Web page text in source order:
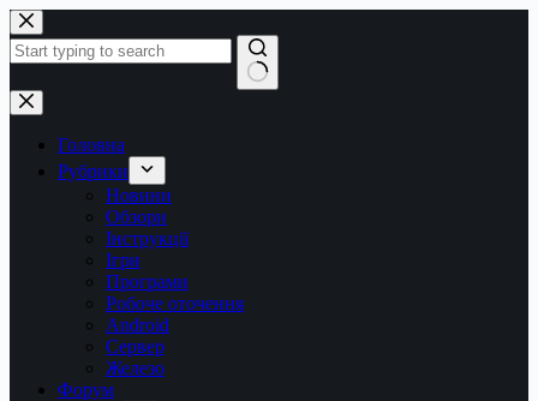
Перейти
до
вмісту
Немає
результатів
Головна
Рубрики
Новини
Обзори
Інструкції
Ігри
Програми
Робоче оточення
Android
Сервер
Железо
Форум